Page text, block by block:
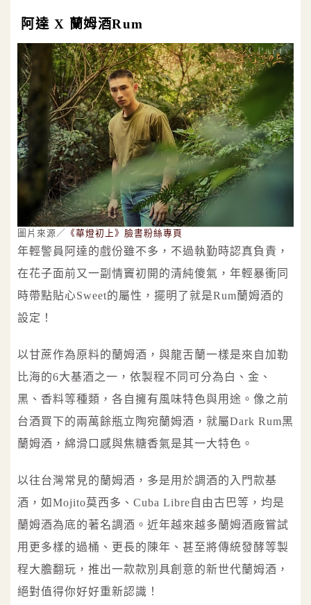
阿達 X 蘭姆酒Rum
圖片來源／ 《華燈初上》臉書粉絲專頁
年輕警員阿達的戲份雖不多，不過執勤時認真負責，
在花子面前又一副情竇初開的清純傻氣，年輕暴衝同
時帶點貼心Sweet的屬性，擺明了就是Rum蘭姆酒的
設定！
以甘蔗作為原料的蘭姆酒，與龍舌蘭一樣是來自加勒
比海的6大基酒之一，依製程不同可分為白、金、
黑、香料等種類，各自擁有風味特色與用途。像之前
台酒買下的兩萬餘瓶立陶宛蘭姆酒，就屬Dark Rum黑
蘭姆酒，綿滑口感與焦糖香氣是其一大特色。
以往台灣常見的蘭姆酒，多是用於調酒的入門款基
酒，如Mojito莫西多、Cuba Libre自由古巴等，均是
蘭姆酒為底的著名調酒。近年越來越多蘭姆酒廠嘗試
用更多樣的過桶、更長的陳年、甚至將傳統發酵等製
程大膽翻玩，推出一款款別具創意的新世代蘭姆酒，
絕對值得你好好重新認識！